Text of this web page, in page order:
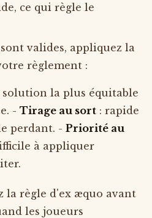
ce qui règle le
valides, appliquez la
règlement :
solution la plus équitable
- Tirage au sort : rapide
perdant. - Priorité au
à appliquer
la règle d'ex æquo avant
les joueurs